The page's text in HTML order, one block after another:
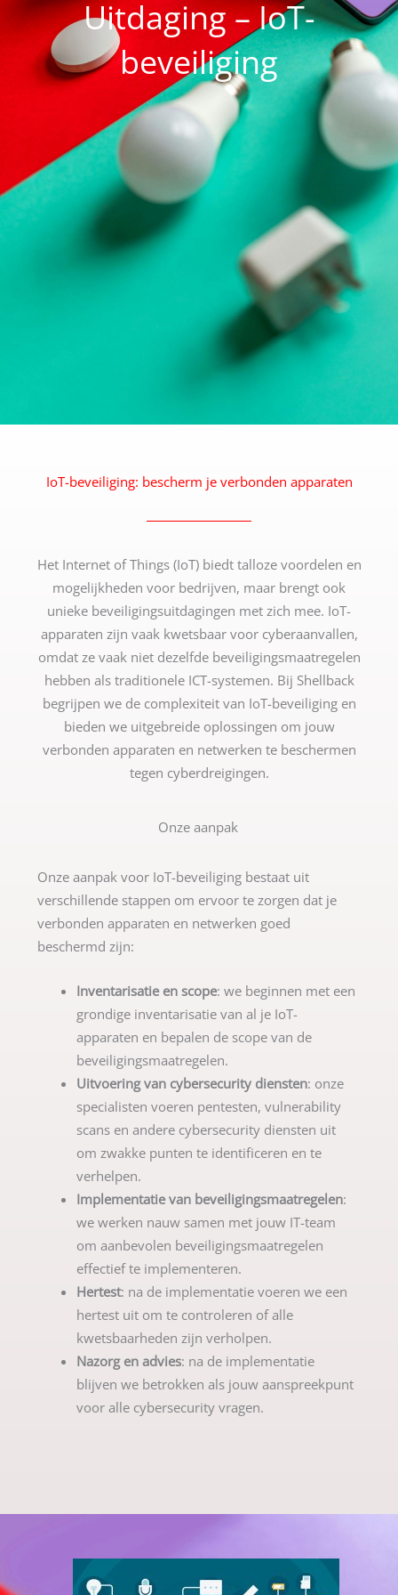
Uitdaging – IoT-
beveiliging
IoT-beveiliging: bescherm je verbonden apparaten
Het Internet of Things (IoT) biedt talloze voordelen en
mogelijkheden voor bedrijven, maar brengt ook
unieke beveiligingsuitdagingen met zich mee. IoT-
apparaten zijn vaak kwetsbaar voor cyberaanvallen,
omdat ze vaak niet dezelfde beveiligingsmaatregelen
hebben als traditionele ICT-systemen. Bij Shellback
begrijpen we de complexiteit van IoT-beveiliging en
bieden we uitgebreide oplossingen om jouw
verbonden apparaten en netwerken te beschermen
tegen cyberdreigingen.
Onze aanpak
Onze aanpak voor IoT-beveiliging bestaat uit
verschillende stappen om ervoor te zorgen dat je
verbonden apparaten en netwerken goed
beschermd zijn:
Inventarisatie en scope: we beginnen met een
grondige inventarisatie van al je IoT-
apparaten en bepalen de scope van de
beveiligingsmaatregelen.
Uitvoering van cybersecurity diensten: onze
specialisten voeren pentesten, vulnerability
scans en andere cybersecurity diensten uit
om zwakke punten te identificeren en te
verhelpen.
Implementatie van beveiligingsmaatregelen:
we werken nauw samen met jouw IT-team
om aanbevolen beveiligingsmaatregelen
effectief te implementeren.
Hertest: na de implementatie voeren we een
hertest uit om te controleren of alle
kwetsbaarheden zijn verholpen.
Nazorg en advies: na de implementatie
blijven we betrokken als jouw aanspreekpunt
voor alle cybersecurity vragen.